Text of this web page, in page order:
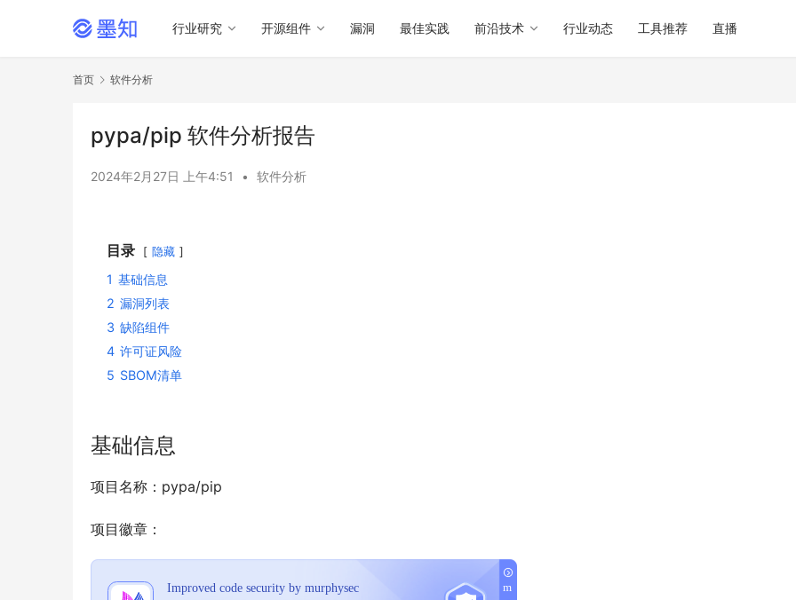
行业研究 开源组件 漏洞 最佳实践 前沿技术 行业动态 工具推荐 直播
首页 软件分析
pypa/pip 软件分析报告
2024年2月27日 上午4:51 • 软件分析
目录 隐藏
1 基础信息
2 漏洞列表
3 缺陷组件
4 许可证风险
5 SBOM清单
基础信息
项目名称：pypa/pip
项目徽章：